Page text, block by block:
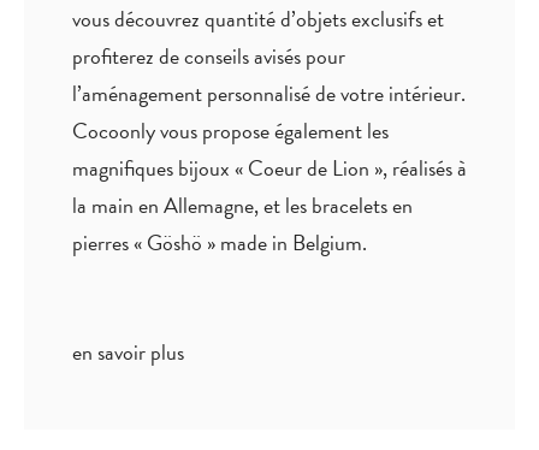
vous découvrez quantitéd’objets exclusifset
profiterez deconseils aviséspour
l’aménagement personnalisé de votre intérieur.
Cocoonly vous propose également les
magnifiques bijoux « Coeur de Lion », réalisés à
la main en Allemagne, et les bracelets en
pierres « Göshö » made in Belgium.
en savoir plus